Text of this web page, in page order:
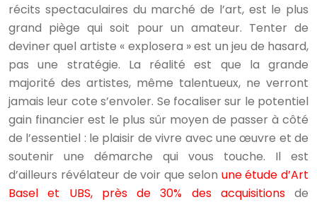
récits spectaculaires du marché de l’art, est le plus
grand piège qui soit pour un amateur. Tenter de
deviner quel artiste « explosera » est un jeu de hasard,
pas une stratégie. La réalité est que la grande
majorité des artistes, même talentueux, ne verront
jamais leur cote s’envoler. Se focaliser sur le potentiel
gain financier est le plus sûr moyen de passer à côté
de l’essentiel : le plaisir de vivre avec une œuvre et de
soutenir une démarche qui vous touche. Il est
d’ailleurs révélateur de voir que selon une étude d’Art
Basel et UBS, près de 30% des acquisitionsde